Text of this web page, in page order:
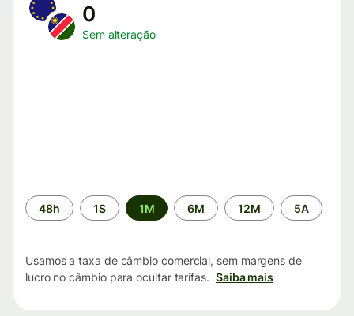
0
Sem alteração
Período
de
48h 1S 1M 6M 12M 5A
Usamos a taxa de câmbio comercial, sem margens de
lucro no câmbio para ocultar tarifas. Saiba mais